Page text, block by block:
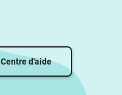
Centre d'aide